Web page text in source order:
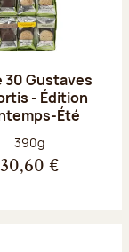
30 Gustaves
- Édition
Été
Poids net :
390g
30,60 €